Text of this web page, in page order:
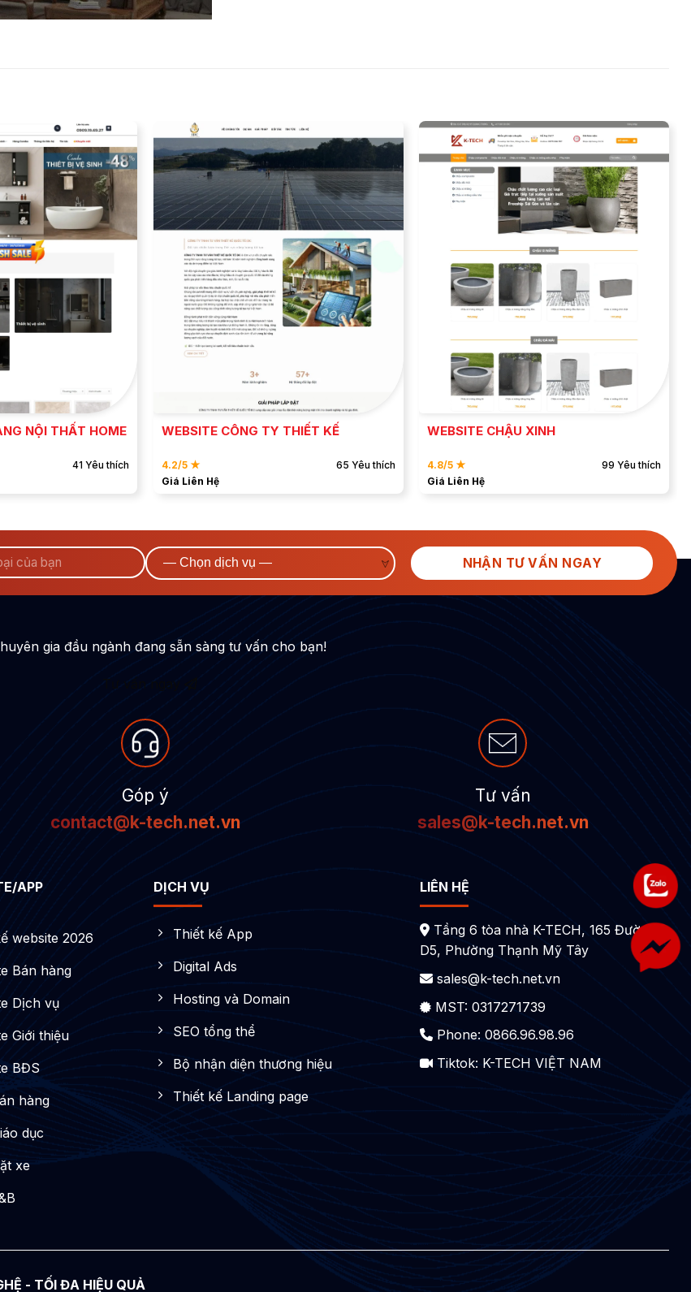
MẪU
DEMO
NỘI THẤT HOME
41 Yêu thích
ĐẶT MẪU
XEM DEMO
WEBSITE CÔNG TY THIẾT KẾ
4.2/5 ★
65 Yêu thích
Giá Liên Hệ
ĐẶT MẪU
XEM DEMO
WEBSITE CHẬU XINH
4.8/5 ★
99 Yêu thích
Giá Liên Hệ
gia đầu ngành đang sẵn sàng tư vấn cho bạn!
Tư vấn ngay
Góp ý
contact@k-tech.net.vn
Tư vấn
sales@k-tech.net.vn
APP
website 2026
Bán hàng
Dịch vụ
Giới thiệu
BĐS
hàng
dục
xe
DỊCH VỤ
Thiết kế App
Digital Ads
Hosting và Domain
SEO tổng thể
Bộ nhận diện thương hiệu
Thiết kế Landing page
LIÊN HỆ
Tầng 6 tòa nhà K-TECH, 165 Đường
D5, Phường Thạnh Mỹ Tây
sales@k-tech.net.vn
MST: 0317271739
Phone: 0866.96.98.96
Tiktok: K-TECH VIỆT NAM
- TỐI ĐA HIỆU QUẢ